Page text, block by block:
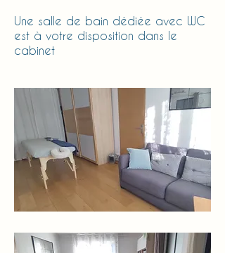
Une salle de bain dédiée avec WC
est à votre disposition dans le
cabinet